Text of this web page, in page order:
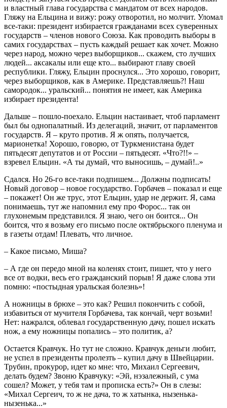
и властный глава государства с мандатом от всех народов.
Гляжу на Ельцина и вижу: рожу отворотил, но молчит. Уломал
все-таки: президент избирается гражданами всех суверенных
государств – членов нового Союза. Как проводить выборы в
самих государствах – пусть каждый решает как хочет. Можно
через народ, можно через выборщиков... скажем, сто лучших
людей... аксакалы или еще кто... выбирают главу своей
республики. Гляжу, Ельцин проснулся... Это хорошо, говорит,
через выборщиков, как в Америке. Представляешь?! Наш
самородок... уральский... понятия не имеет, как Америка
избирает президента!
Дальше – пошло-поехало. Ельцин настаивает, чтоб парламент
был бы однопалатный. Из делегаций, значит, от парламентов
государств. Я – круто против. Я ж опять, получается,
марионетка! Хорошо, говорю, от Туркменистана будет
пятьдесят депутатов и от России – пятьдесят. «Что?!!» –
взревел Ельцин. «А ты думай, что выносишь, – думай!..»
Сдался. Но 26-го все-таки подпишем... Должны подписать!
Новый договор – новое государство. Горбачев – показал и еще
– покажет! Он же трус, этот Ельцин, удар не держит. Я, сама
понимаешь, тут же напомнил ему про Форос... так он
глухонемым представился. Я знаю, чего он боится... Он
боится, что я возьму его письмо после октябрьского пленума и
в газеты отдам! Плевать, что личное.
– Какое письмо, Миша?
– А где он передо мной на коленях стоит, пишет, что у него
все от водки, весь его гражданский порыв! Я даже слова эти
помню: «постыдная уральская болезнь»!
А ножницы в брюхе – это как? Решил покончить с собой,
избавиться от мучителя Горбачева, так кончай, черт возьми!
Нет: нажрался, облевал государственную дачу, пошел искать
нож, а ему ножницы попались – это политик, а?
Остается Кравчук. Но тут не сложно. Кравчук деньги любит,
не успел в президенты пролезть – купил дачу в Швейцарии.
Трубин, прокурор, идет ко мне: что, Михаил Сергеевич,
делать будем? Звоню Кравчуку: «Эй, нэзалежный, с ума
сошел? Может, у тебя там и прописка есть?» Он в слезы:
«Михал Сергеич, то ж не дача, то ж хатынка, нызенька-
нызенька...»